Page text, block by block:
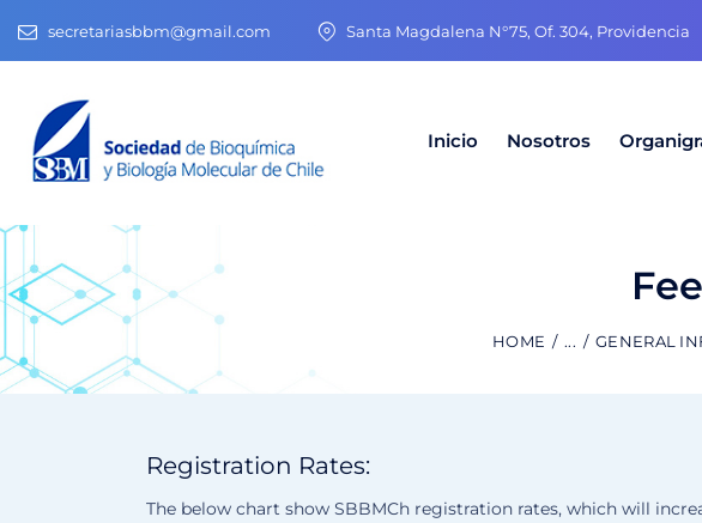
secretariasbbm@gmail.com Santa Magdalena N°75, Of. 304, Providencia
Inicio Nosotros
HOME ... GENERAL
Registration Rates:
The below chart show SBBMCh registration rates, which will